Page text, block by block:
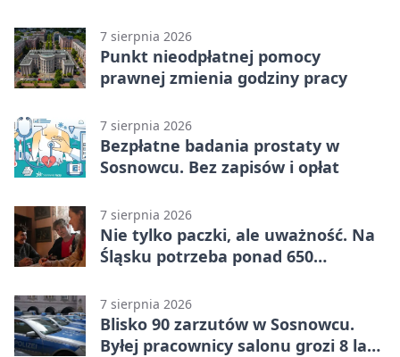
7 sierpnia 2026
Punkt nieodpłatnej pomocy
prawnej zmienia godziny pracy
7 sierpnia 2026
Bezpłatne badania prostaty w
Sosnowcu. Bez zapisów i opłat
7 sierpnia 2026
Nie tylko paczki, ale uważność. Na
Śląsku potrzeba ponad 650
7 sierpnia 2026
Blisko 90 zarzutów w Sosnowcu.
Byłej pracownicy salonu grozi 8 lat